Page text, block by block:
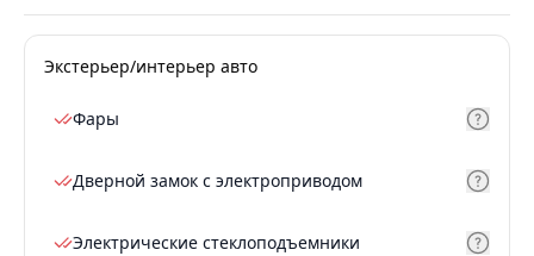
Экстерьер/интерьер авто
Фары
Дверной замок с электроприводом
Электрические стеклоподъемники